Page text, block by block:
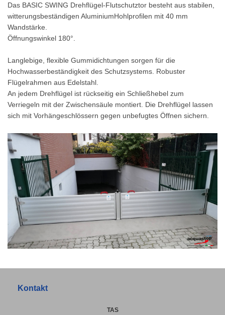
Das BASIC SWING Drehflügel-Flutschutztor besteht aus stabilen,
witterungsbeständigen AluminiumHohlprofilen mit 40 mm
Wandstärke.
Öffnungswinkel 180°.
Langlebige, flexible Gummidichtungen sorgen für die
Hochwasserbeständigkeit des Schutzsystems. Robuster
Flügelrahmen aus Edelstahl.
An jedem Drehflügel ist rückseitig ein Schließhebel zum
Verriegeln mit der Zwischensäule montiert. Die Drehflügel lassen
sich mit Vorhängeschlössern gegen unbefugtes Öffnen sichern.
Kontakt
TAS